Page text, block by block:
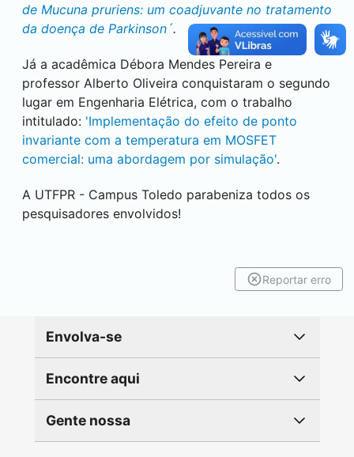
de Mucuna pruriens: um coadjuvante no tratamento
da doença de Parkinson´.
Já a acadêmica Débora Mendes Pereira e
professor Alberto Oliveira conquistaram o segundo
lugar em Engenharia Elétrica, com o trabalho
intitulado: 'Implementação do efeito de ponto
invariante com a temperatura em MOSFET
comercial: uma abordagem por simulação'.
A UTFPR - Campus Toledo parabeniza todos os
pesquisadores envolvidos!
Reportar erro
Envolva-se
Encontre aqui
Gente nossa